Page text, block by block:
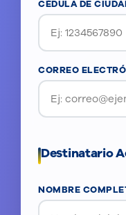
CÉDULA DE
CORREO
Destinatario
NOMBRE